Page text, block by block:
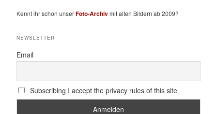
Kennt ihr schon unserFoto-Archivmit alten Bildern ab 2009?
NEWSLETTER
Email
Subscribing I accept the privacy rules of this site